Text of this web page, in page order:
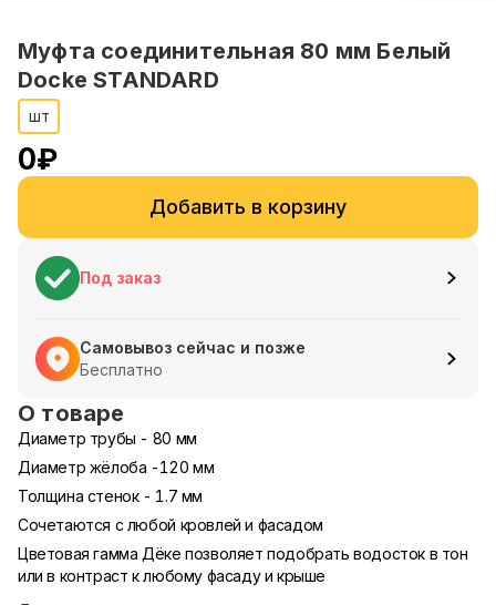
Муфта соединительная 80 мм Белый
Docke STANDARD
шт
0₽
Добавить в корзину
Под заказ
Самовывоз сейчас и позже
Бесплатно
О товаре
Диаметр трубы - 80 мм
Диаметр жёлоба -120 мм
Толщина стенок - 1.7 мм
Сочетаются с любой кровлей и фасадом
Цветовая гамма Дёке позволяет подобрать водосток в тон
или в контраст к любому фасаду и крыше